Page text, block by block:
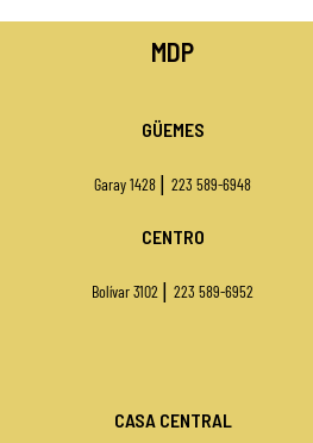
MDP
GÜEMES
Garay 1428 |223 589-6948
CENTRO
Bolívar 3102 |223 589-6952
CASA CENTRAL